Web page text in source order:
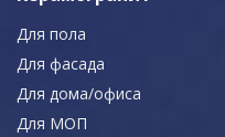
Для пола
Для фасада
Для дома/офиса
Для МОП